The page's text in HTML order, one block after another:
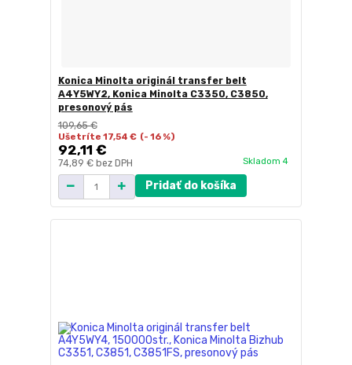
Konica Minolta originál transfer belt
A4Y5WY2, Konica Minolta C3350, C3850,
presonový pás
109,65 €
Ušetríte 17,54 € (- 16 %)
92,11 €
74,89 € bez DPH Skladom 4
Pridať do košíka